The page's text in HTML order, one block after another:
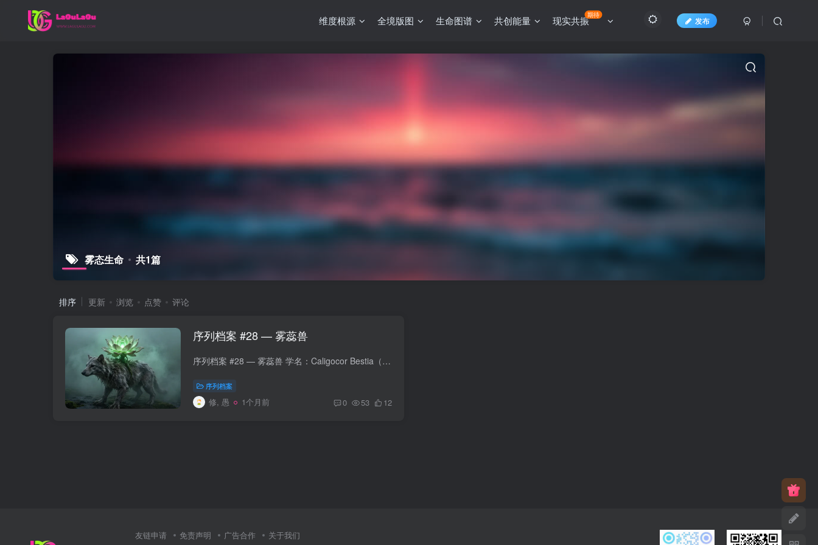
发布
维度根源 全境版图 生命图谱 共创能量 现实共振期待
雾态生命 共1篇
排序 更新 浏览 点赞 评论
序列档案 #28 — 雾蕊兽
序列档案 #28 — 雾蕊兽 学名：Caligocor Bestia（属名 Caligocor 源自拉丁语 caligo'雾' + cor'心/核'，种名 Bestia 意为'兽'）常见名：雾蕊兽、雾心兽、雾中花序列编号：Φ-序列 第28号首次记...
序列档案
修, 愚 1个月前 0 53 12
友链申请 免责声明 广告合作 关于我们